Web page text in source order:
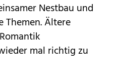
Nestbau und
Themen. Ältere
mal richtig zu